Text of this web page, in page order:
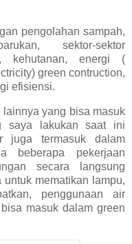
pengolahan sampah,
sektor-sektor
kehutanan, energi (
green contruction,
efisiensi.
yang bisa masuk
saya lakukan saat ini
juga termasuk dalam
beberapa pekerjaan
secara langsung
mematikan lampu,
penggunaan air
masuk dalam green